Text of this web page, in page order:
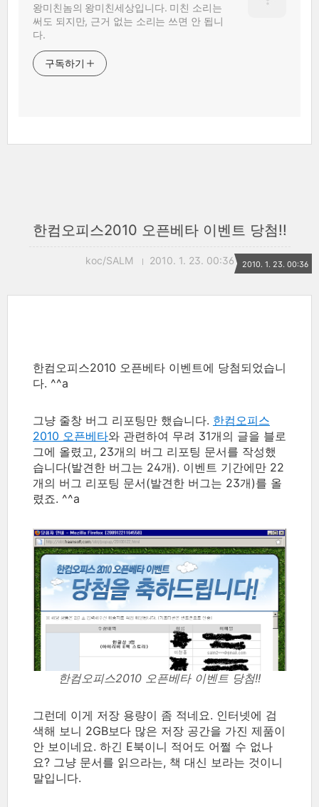
왕미친놈의 왕미친세상입니다. 미친 소리는
써도 되지만, 근거 없는 소리는 쓰면 안 됩니
다.
구독하기
한컴오피스2010 오픈베타 이벤트 당첨!!
koc/SALM 2010. 1. 23. 00:36 2010. 1. 23. 00:36
한컴오피스2010 오픈베타 이벤트에 당첨되었습니
다. ^^a
그냥 줄창 버그 리포팅만 했습니다. 한컴오피스
2010 오픈베타와 관련하여 무려 31개의 글을 블로
그에 올렸고, 23개의 버그 리포팅 문서를 작성했
습니다(발견한 버그는 24개). 이벤트 기간에만 22
개의 버그 리포팅 문서(발견한 버그는 23개)를 올
렸죠. ^^a
한컴오피스2010 오픈베타 이벤트 당첨!!
그런데 이게 저장 용량이 좀 적네요. 인터넷에 검
색해 보니 2GB보다 많은 저장 공간을 가진 제품이
안 보이네요. 하긴 E북이니 적어도 어쩔 수 없나
요? 그냥 문서를 읽으라는, 책 대신 보라는 것이니
말입니다.